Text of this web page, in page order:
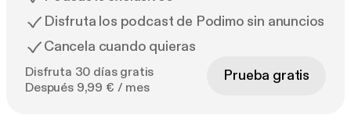
Disfruta los podcast de Podimo sin anuncios
Cancela cuando quieras
Disfruta 30 días gratis
Después 9,99 € / mes
Prueba gratis